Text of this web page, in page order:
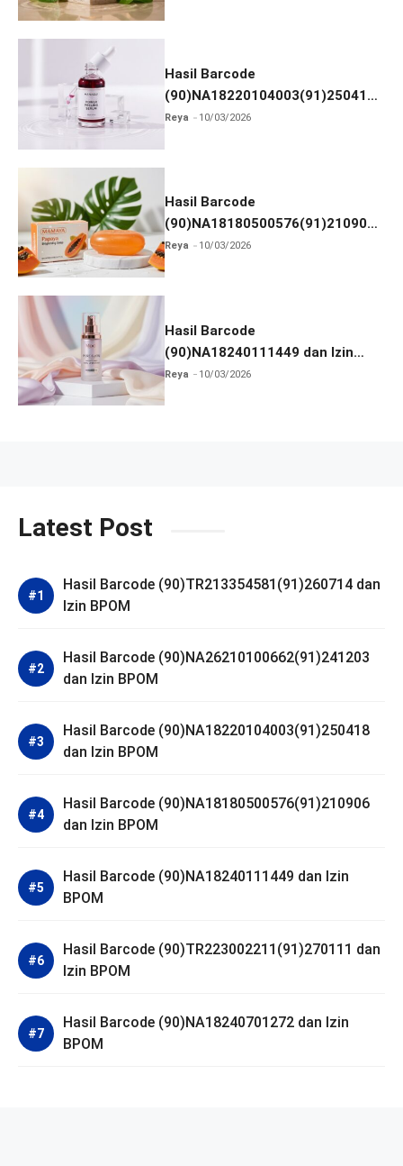
Hasil Barcode
(90)NA18220104003(91)250418
dan Izin BPOM
Reya 10/03/2026
Hasil Barcode
(90)NA18180500576(91)210906
dan Izin BPOM
Reya 10/03/2026
Hasil Barcode
(90)NA18240111449 dan Izin
BPOM
Reya 10/03/2026
Latest Post
Hasil Barcode (90)TR213354581(91)260714 dan
Izin BPOM
Hasil Barcode (90)NA26210100662(91)241203
dan Izin BPOM
Hasil Barcode (90)NA18220104003(91)250418
dan Izin BPOM
Hasil Barcode (90)NA18180500576(91)210906
dan Izin BPOM
Hasil Barcode (90)NA18240111449 dan Izin
BPOM
Hasil Barcode (90)TR223002211(91)270111 dan
Izin BPOM
Hasil Barcode (90)NA18240701272 dan Izin
BPOM